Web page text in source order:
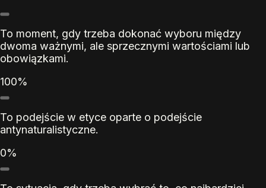
To moment, gdy trzeba dokonać wyboru między
dwoma ważnymi, ale sprzecznymi wartościami lub
obowiązkami.
100%
To podejście w etyce oparte o podejście
antynaturalistyczne.
0%